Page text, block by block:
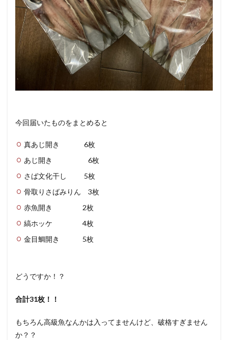
今回届いたものをまとめると
真あじ開き 6枚
あじ開き 6枚
さば文化干し 5枚
骨取りさばみりん 3枚
赤魚開き 2枚
縞ホッケ 4枚
金目鯛開き 5枚
どうですか！？
合計31枚！！
もちろん高級魚なんかは入ってませんけど、破格すぎません
か？？